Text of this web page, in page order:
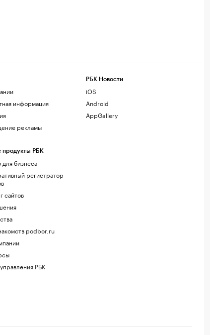
информация
рекламы
продукты РБК
бизнеса
регистратор
сайтов
podbor.ru
РБК
РБК Новости
iOS
Android
AppGallery